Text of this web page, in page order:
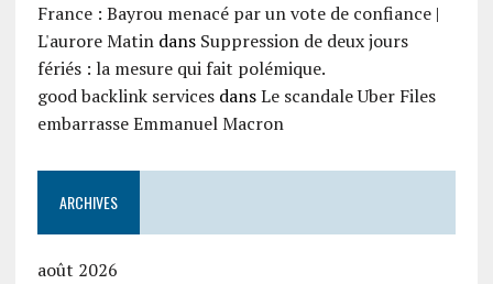
France : Bayrou menacé par un vote de confiance |
L'aurore Matindans Suppression de deux jours
fériés : la mesure qui fait polémique.
good backlink servicesdansLe scandale Uber Files
embarrasse Emmanuel Macron
ARCHIVES
août 2026